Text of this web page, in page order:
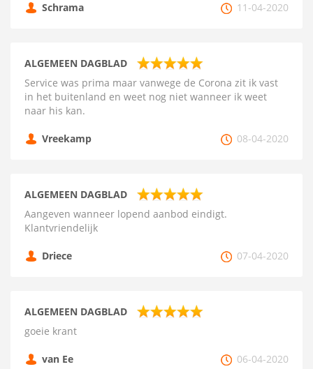
Schrama 11-04-2020
ALGEMEEN DAGBLAD
Service was prima maar vanwege de Corona zit ik vast
in het buitenland en weet nog niet wanneer ik weet
naar his kan.
Vreekamp 08-04-2020
ALGEMEEN DAGBLAD
Aangeven wanneer lopend aanbod eindigt.
Klantvriendelijk
Driece 07-04-2020
ALGEMEEN DAGBLAD
goeie krant
van Ee 06-04-2020